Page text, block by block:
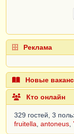
= &Ссылка
|
|
Запрос.
ТекСтр.
Реклама
Новые
Кто онлайн
329 гостей, 3
fruitella antoneus